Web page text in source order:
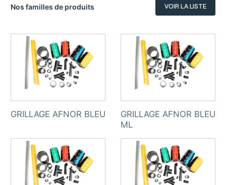
Nos familles de produits VOIR LA LISTE
GRILLAGE AFNOR BLEU
GRILLAGE AFNOR BLEU
ML